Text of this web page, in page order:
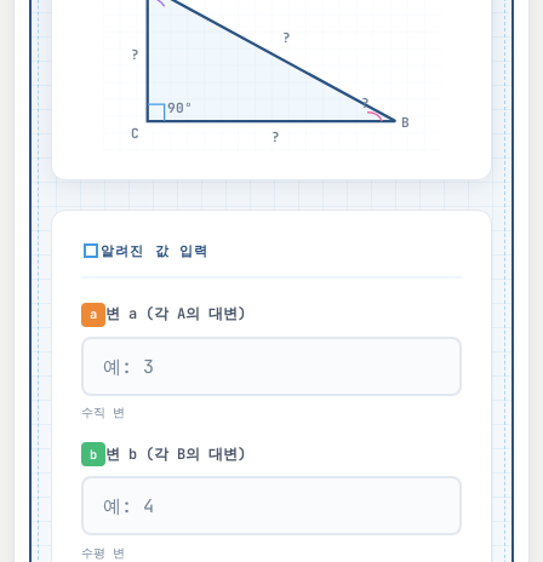
?
?
?
B
C
?
90°
알려진 값 입력
a 변 a (각 A의 대변)
수직 변
b 변 b (각 B의 대변)
수평 변